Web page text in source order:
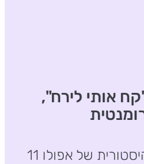
אותי לירח",
על רקע הנחיתה ההיסטורית של אפולו 11